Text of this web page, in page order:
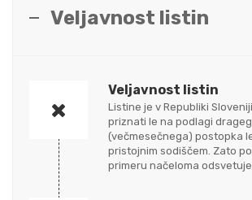
Veljavnost listin
Veljavnost listin
Listine je v Republiki
priznati le na podlagi
(večmesečnega) postopka
pristojnim sodiščem. Zato
primeru načeloma